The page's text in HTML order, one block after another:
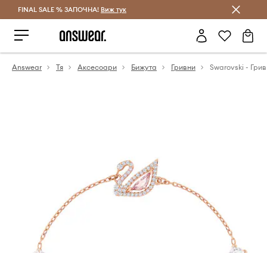
Спестявай с Answear Club
FINAL SALE % ЗАПОЧНА! Виж тук
Answear Тя Аксесоари Бижута Гривни